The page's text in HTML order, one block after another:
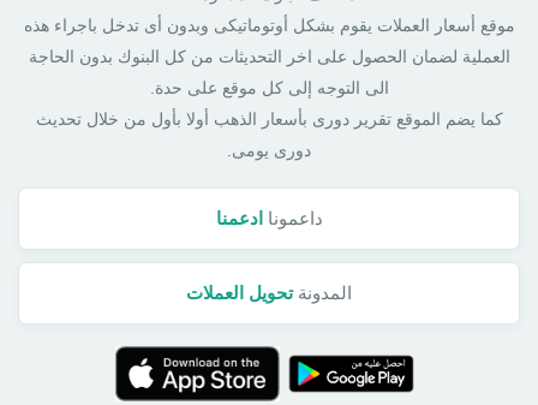
موقع أسعار العملات يقوم بشكل أوتوماتيكى وبدون أى تدخل باجراء هذه
العملية لضمان الحصول على اخر التحديثات من كل البنوك بدون الحاجة
الى التوجه إلى كل موقع على حدة.
كما يضم الموقع تقرير دورى بأسعار الذهب أولا بأول من خلال تحديث
دورى يومى.
داعمونا ادعمنا
المدونةتحويل العملات